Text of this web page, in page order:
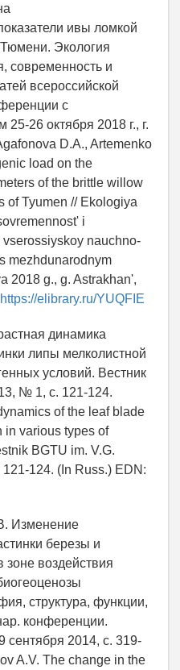
ивы ломкой
Экология
современность и
всероссийской
с
26 октября 2018 г., г.
D.A., Artemenko
load on the
of the brittle willow
of Tyumen // Ekologiya
i
nauchno-
mezhdunarodnym
2018 g., g. Astrakhan',
https://elibrary.ru/YUQFIE
динамика
липы мелколистной
условий. Вестник
№ 1, c. 121-124.
of the leaf blade
in various types of
BGTU im. V.G.
124. (In Russ.) EDN:
Изменение
березы и
зоне воздействия
структура, функции,
конференции.
сентября 2014, c. 319-
A.V. The change in the